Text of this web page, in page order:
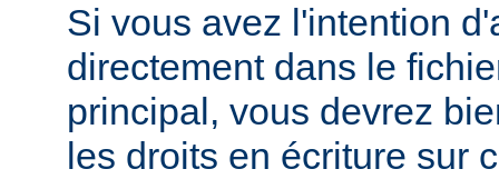
Si vous avez l'intention
directement dans le
principal, vous devrez
les droits en écriture sur